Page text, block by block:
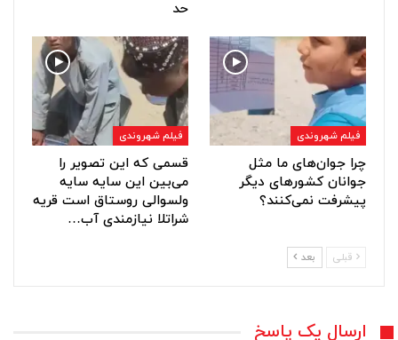
حد
فیلم شهروندی
چرا جوان‌های ما مثل
جوانان کشورهای دیگر
پیشرفت نمی‌کنند؟
فیلم شهروندی
قسمی که این تصویر را
می‌بین این سایه سایه
ولسوالی روستاق است قریه
شراتلا نیازمندی آب…
قبلی بعد
ارسال یک پاسخ